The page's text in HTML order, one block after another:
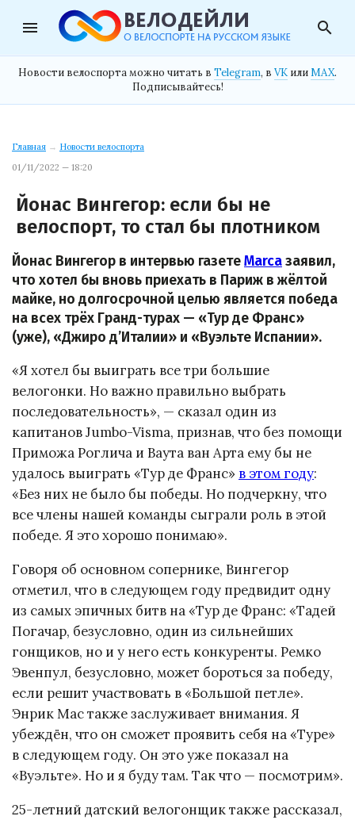
menu search
Новости велоспорта можно читать в Telegram, в VK илиMAX.
Подписывайтесь!
Главная → Новости велоспорта
01/11/2022 — 18:20
Йонас Вингегор: если бы не
велоспорт, то стал бы плотником
Йонас Вингегор в интервью газетеMarcaзаявил,
что хотел бы вновь приехать в Париж в жёлтой
майке, но долгосрочной целью является победа
на всех трёх Гранд-турах — «Тур де Франс»
(уже), «Джиро д’Италии» и «Вуэльте Испании».
«Я хотел бы выиграть все три большие
велогонки. Но важно правильно выбрать
последовательность», — сказал один из
капитанов Jumbo-Visma, признав, что без помощи
Приможа Роглича и Ваута ван Арта ему бы не
удалось выиграть «Тур де Франс» в этом году:
«Без них не было бы победы. Но подчеркну, что
все члены нашей команды сыграли роль в этой
победе. Я это хорошо понимаю».
Говоря об основном сопернике, Вингегор
отметил, что в следующем году предвидит одну
из самых эпичных битв на «Тур де Франс: «Тадей
Погачар, безусловно, один из сильнейших
гонщиков, но и у него есть конкуренты. Ремко
Эвенпул, безусловно, может бороться за победу,
если решит участвовать в «Большой петле».
Энрик Мас также заслуживает внимания. Я
убеждён, что он сможет проявить себя на «Туре»
в следующем году. Он это уже показал на
«Вуэльте». Но и я буду там. Так что — посмотрим».
25-летний датский велогонщик также рассказал,